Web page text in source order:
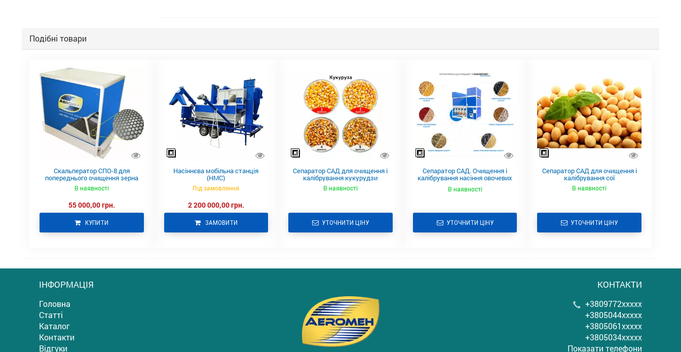
Подібні товари
Скальператор СПО-8 для
попереднього очищення зерна
В наявності
55 000,00 грн.
КУПИТИ
Насіннєва мобільна станція
(НМС)
Під замовлення
2 200 000,00 грн.
ЗАМОВИТИ
Сепаратор САД для очищення і
калібрування кукурудзи
В наявності
УТОЧНИТИ ЦІНУ
Сепаратор САД. Очищення і
калібрування насіння овочевих
В наявності
УТОЧНИТИ ЦІНУ
Сепаратор САД для очищення і
калібрування сої
В наявності
УТОЧНИТИ ЦІНУ
ІНФОРМАЦІЯ
Головна
Статті
Каталог
Контакти
Відгуки
КОНТАКТИ
+3809772xxxxx
+3805044xxxxx
+3805061xxxxx
+3805034xxxxx
Показати телефони